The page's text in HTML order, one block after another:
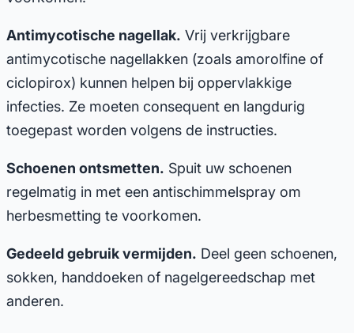
Antimycotische nagellak. Vrij verkrijgbare
antimycotische nagellakken (zoals amorolfine of
ciclopirox) kunnen helpen bij oppervlakkige
infecties. Ze moeten consequent en langdurig
toegepast worden volgens de instructies.
Schoenen ontsmetten. Spuit uw schoenen
regelmatig in met een antischimmelspray om
herbesmetting te voorkomen.
Gedeeld gebruik vermijden. Deel geen schoenen,
sokken, handdoeken of nagelgereedschap met
anderen.